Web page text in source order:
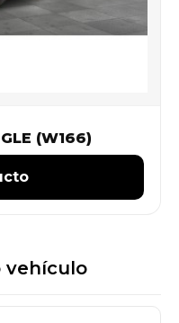
(W166)
vehículo